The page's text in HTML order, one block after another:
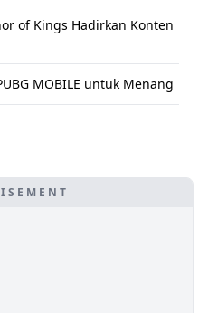
of Kings Hadirkan Konten
MOBILE untuk Menang